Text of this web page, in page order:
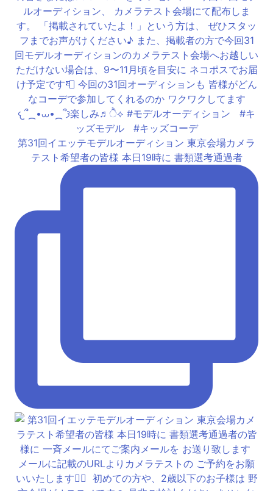
第31回イエッテモデルオーディション 東京会場カメラ
テスト希望者の皆様 本日19時に 書類選考通過者